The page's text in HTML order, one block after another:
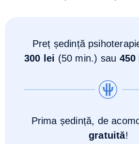
Preț ședință
300 lei (50 min.) sau 450
Prima ședință, de
gratuită!